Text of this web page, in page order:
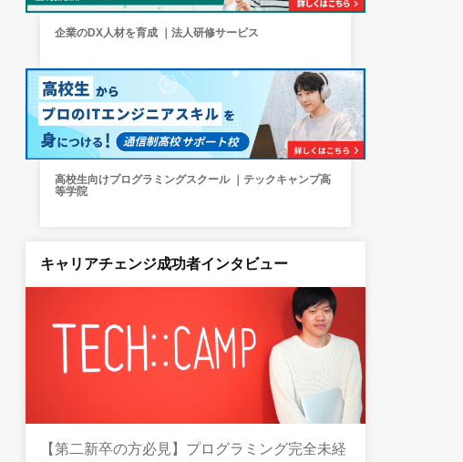
企業のDX人材を育成 ｜法人研修サービス
高校生向けプログラミングスクール ｜テックキャンプ高
等学院
キャリアチェンジ成功者インタビュー
【第二新卒の方必見】プログラミング完全未経